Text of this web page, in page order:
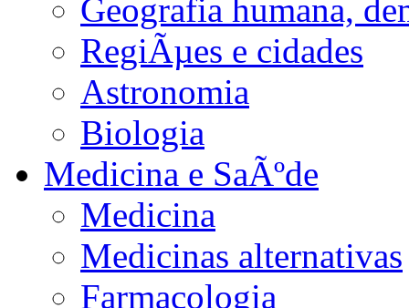
Geografia humana,
RegiÃµes e cidades
Astronomia
Biologia
Medicina e SaÃºde
Medicina
Medicinas alternativas
Farmacologia